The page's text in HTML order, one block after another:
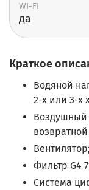
WI-FI
да
Краткое
Водяной
2-х или 3-х
Воздушный
Вентилятор;
Фильтр G4
Система